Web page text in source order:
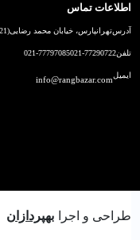
اطلاعات تماس
آدرستهرانپارس، خیابان محمد رضایی(121)، بن بست 148 شرقی
تلفن021-77290722
021-77797085
ایمیلinfo@rangbazar.com
طراحی و اجرا بهپردازان